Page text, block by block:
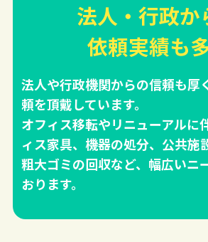
法人・行政か
依頼実績も
法人や行政機関からの信頼も厚
頼を頂戴しています。
オフィス移転やリニューアルに
ィス家具、機器の処分、公共施
粗大ゴミの回収など、幅広いニ
おります。